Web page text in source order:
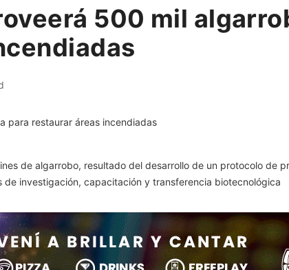
500 mil
de algarrobo, resultado del desarrollo de un protocolo de
investigación, capacitación y transferencia biotecnológica